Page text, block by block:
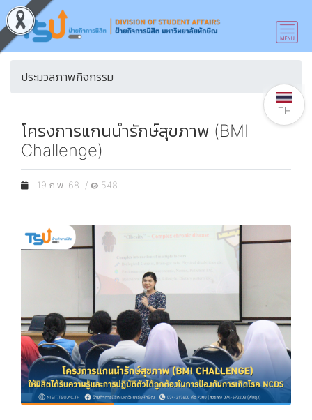
ประมวลภาพกิจกรรม
โครงการแกนนำรักษ์สุขภาพ (BMI
Challenge)
19 ก.พ. 68 / 548
TH